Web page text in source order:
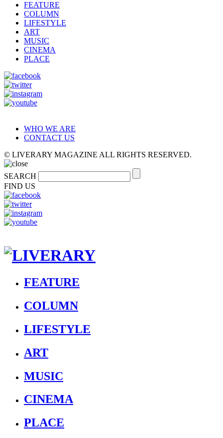
FEATURE
COLUMN
LIFESTYLE
ART
MUSIC
CINEMA
PLACE
WHO WE ARE
CONTACT US
© LIVERARY MAGAZINE ALL RIGHTS RESERVED.
SEARCH
FIND US
FEATURE
COLUMN
LIFESTYLE
ART
MUSIC
CINEMA
PLACE